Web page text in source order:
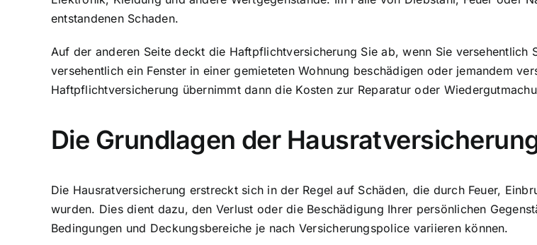
entstandenen Schaden.
Auf der anderen Seite deckt die Haftpflichtversicherung Sie ab, wenn Sie versehentlich
versehentlich ein Fenster in einer gemieteten Wohnung beschädigen oder jemandem
Haftpflichtversicherung übernimmt dann die Kosten zur Reparatur oder
Die Grundlagen der
Die Hausratversicherung erstreckt sich in der Regel auf Schäden, die durch Feuer,
wurden. Dies dient dazu, den Verlust oder die Beschädigung Ihrer persönlichen
Bedingungen und Deckungsbereiche je nach Versicherungspolice variieren können.